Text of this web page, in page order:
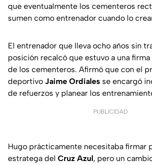
que eventualmente los cementeros
sumen como entrenador cuando lo
El entrenador que lleva ocho años sin
posición recalcó que estuvo a una
de los cementeros. Afirmó que con el
deportivo Jaime Ordiales se encargó
de refuerzos y planear los
PUBLICIDAD
Hugo prácticamente necesitaba firmar
estratega del Cruz Azul, pero un